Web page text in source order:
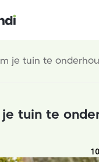
je tuin te
je tuin te